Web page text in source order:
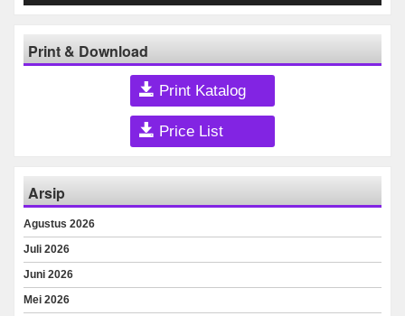
Print & Download
Print Katalog
Price List
Arsip
Agustus 2026
Juli 2026
Juni 2026
Mei 2026